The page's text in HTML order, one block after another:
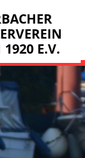
E.V.